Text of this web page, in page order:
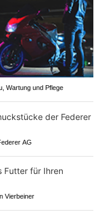
Wartung und Pflege
AG
Vierbeiner